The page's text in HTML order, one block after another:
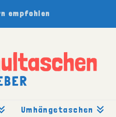
empfohlen
Umhängetaschen